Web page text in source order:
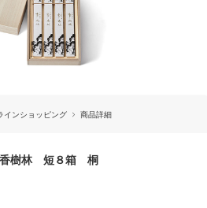
物
フ
インショッピング 商品詳細
香樹林 短８箱 桐